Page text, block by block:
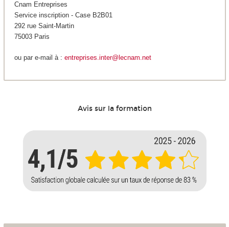
Cnam Entreprises
Service inscription - Case B2B01
292 rue Saint-Martin
75003 Paris
ou par e-mail à : entreprises.inter@lecnam.net
Avis sur la formation